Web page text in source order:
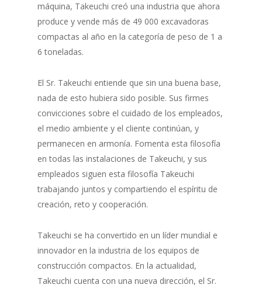
máquina, Takeuchi creó una industria que ahora
produce y vende más de 49 000 excavadoras
compactas al año en la categoría de peso de 1 a
6 toneladas.
El Sr. Takeuchi entiende que sin una buena base,
nada de esto hubiera sido posible. Sus firmes
convicciones sobre el cuidado de los empleados,
el medio ambiente y el cliente continúan, y
permanecen en armonía. Fomenta esta filosofía
en todas las instalaciones de Takeuchi, y sus
empleados siguen esta filosofía Takeuchi
trabajando juntos y compartiendo el espíritu de
creación, reto y cooperación.
Takeuchi se ha convertido en un líder mundial e
innovador en la industria de los equipos de
construcción compactos. En la actualidad,
Takeuchi cuenta con una nueva dirección, el Sr.